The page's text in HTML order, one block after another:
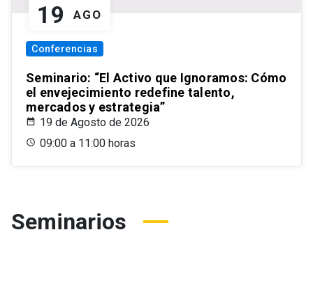
19 AGO
Conferencias
Seminario: “El Activo que Ignoramos: Cómo
el envejecimiento redefine talento,
mercados y estrategia”
19 de Agosto de 2026
09:00 a 11:00 horas
Seminarios